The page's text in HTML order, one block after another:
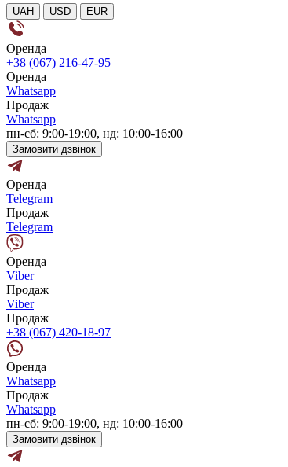
UAH USD EUR
Оренда
+38 (067) 216-47-95
Оренда
Whatsapp
Продаж
Whatsapp
пн-сб: 9:00-19:00, нд: 10:00-16:00
Замовити дзвінок
Оренда
Telegram
Продаж
Telegram
Оренда
Viber
Продаж
Viber
Продаж
+38 (067) 420-18-97
Оренда
Whatsapp
Продаж
Whatsapp
пн-сб: 9:00-19:00, нд: 10:00-16:00
Замовити дзвінок